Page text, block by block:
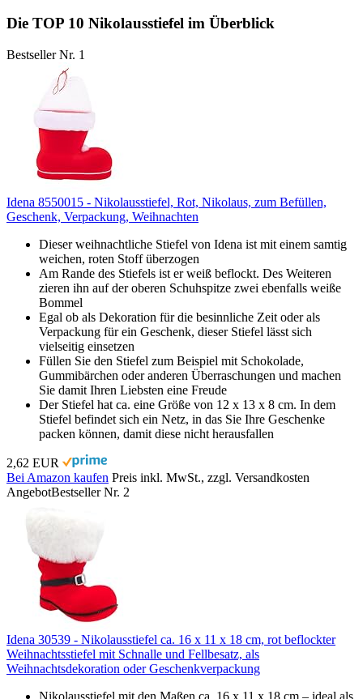
Die TOP 10 Nikolausstiefel im Überblick
Bestseller Nr. 1
Idena 8550015 - Nikolausstiefel, Rot, Nikolaus, zum Befüllen,
Geschenk, Verpackung, Weihnachten
Dieser weihnachtliche Stiefel von Idena ist mit einem samtig
weichen, roten Stoff überzogen
Am Rande des Stiefels ist er weiß beflockt. Des Weiteren
zieren ihn auf der oberen Schuhspitze zwei ebenfalls weiße
Bommel
Egal ob als Dekoration für die besinnliche Zeit oder als
Verpackung für ein Geschenk, dieser Stiefel lässt sich
vielseitig einsetzen
Füllen Sie den Stiefel zum Beispiel mit Schokolade,
Gummibärchen oder anderen Überraschungen und machen
Sie damit Ihren Liebsten eine Freude
Der Stiefel hat ca. eine Größe von 12 x 13 x 8 cm. In dem
Stiefel befindet sich ein Netz, in das Sie Ihre Geschenke
packen können, damit diese nicht herausfallen
2,62 EUR
Bei Amazon kaufen Preis inkl. MwSt., zzgl. Versandkosten
AngebotBestseller Nr. 2
Idena 30539 - Nikolausstiefel ca. 16 x 11 x 18 cm, rot beflockter
Weihnachtsstiefel mit Schnalle und Fellbesatz, als
Weihnachtsdekoration oder Geschenkverpackung
Nikolausstiefel mit den Maßen ca. 16 x 11 x 18 cm – ideal als